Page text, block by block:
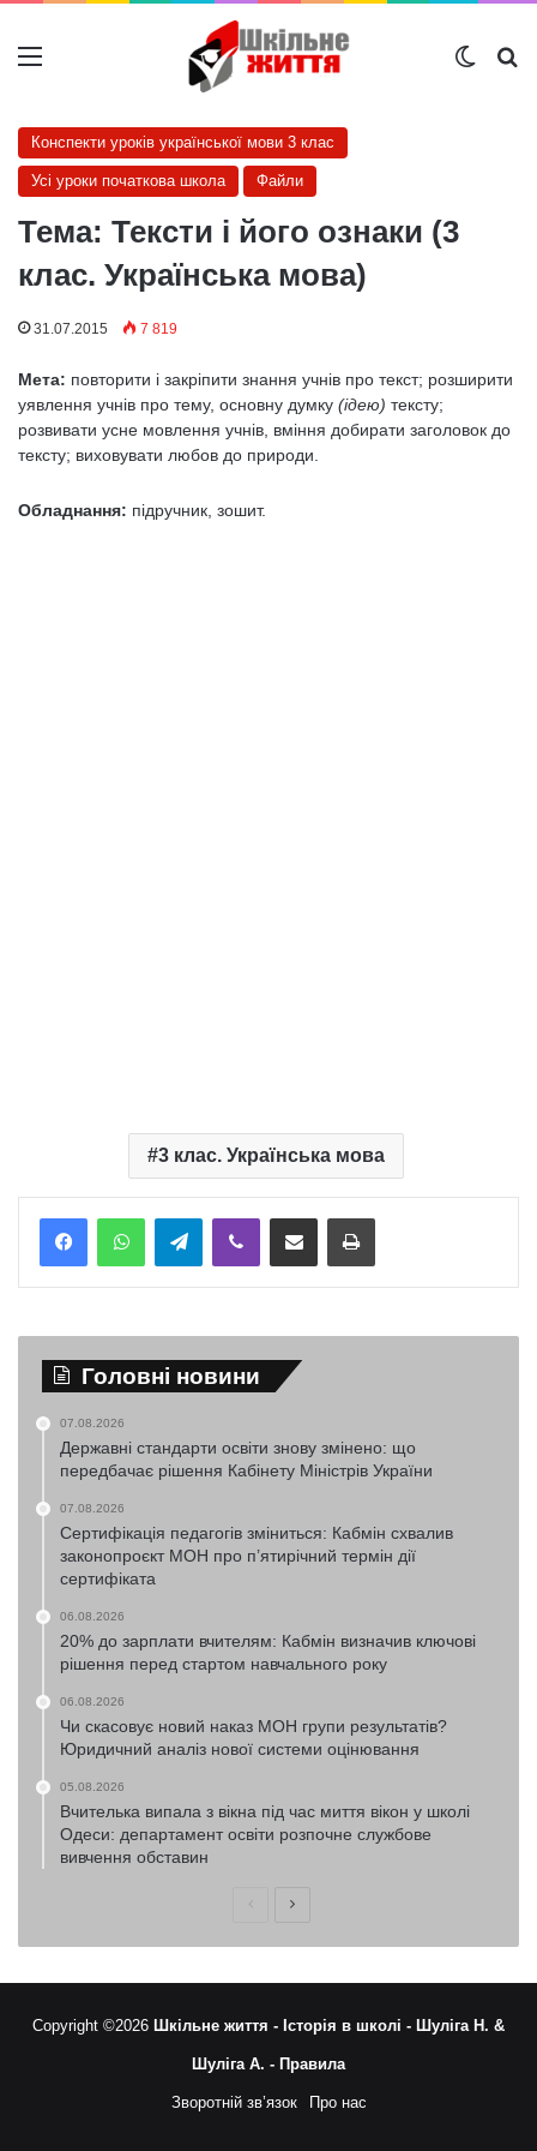
Меню
Конспекти уроків української мови 3 клас
Усі уроки початкова школа Файли
Тема: Тексти і його ознаки (3
клас. Українська мова)
31.07.2015 7 819
Мета: повторити і закріпити знання учнів про текст; розширити
уявлення учнів про тему, основну думку (ідею) тексту;
розвивати усне мовлення учнів, вміння добирати заголовок до
тексту; виховувати любов до природи.
Обладнання: підручник, зошит.
3 клас. Українська мова
TelegramViber Надіслати електронною поштоюНадрукувати
Головні новини
07.08.2026
Державні стандарти освіти знову змінено: що
передбачає рішення Кабінету Міністрів України
07.08.2026
Сертифікація педагогів зміниться: Кабмін схвалив
законопроєкт МОН про п’ятирічний термін дії
сертифіката
06.08.2026
20% до зарплати вчителям: Кабмін визначив ключові
рішення перед стартом навчального року
06.08.2026
Чи скасовує новий наказ МОН групи результатів?
Юридичний аналіз нової системи оцінювання
05.08.2026
Вчителька випала з вікна під час миття вікон у школі
Одеси: департамент освіти розпочне службове
вивчення обставин
ПопередняНаступна
Copyright ©2026 Шкільне життя - Історія в школі - Шуліга Н. &
Шуліга А. - Правила
Зворотній зв’язок Про нас